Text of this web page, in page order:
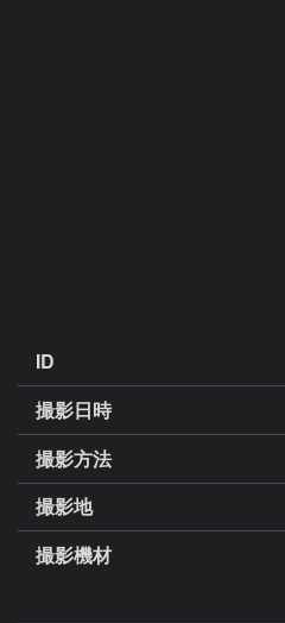
ID
撮影日時
撮影方法
撮影地
撮影機材